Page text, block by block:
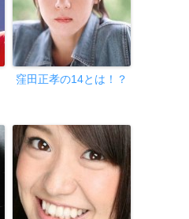
窪田正孝の14とは！？